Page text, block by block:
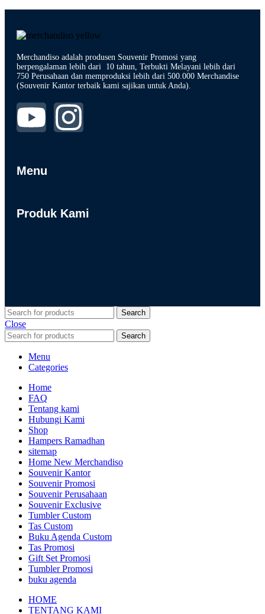
Merchandiso adalah produsen Souvenir Promosi yang
berpengalaman lebih dari 10 tahun, Terbukti Melayani lebih dari
750 Perusahaan dan memproduksi lebih dari 500.000 Merchandise
(Souvenir Kantor terbaik kami sajikan untuk Anda).
Menu
Produk Kami
Search
Close
Search
Menu
Categories
Home
FAQ
Tentang kami
Hubungi Kami
Shop
Hampers Ramadhan
sitemap
Home New Merchandiso
Souvenir Kantor
Souvenir Promosi
Souvenir Perusahaan
Souvenir Exclusive
Tumbler Custom
Tas Custom
Buku Agenda Custom
Tas Promosi
Gift Set Promosi
Tumbler Promosi
buku agenda
HOME
TENTANG KAMI